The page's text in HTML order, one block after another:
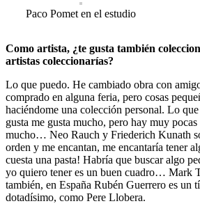
Paco Pomet en el estudio
Como artista, ¿te gusta también
artistas coleccionarías?
Lo que puedo. He cambiado obra con
comprado en alguna feria, pero cosas
haciéndome una colección personal. Lo
gusta me gusta mucho, pero hay muy pocas
mucho… Neo Rauch y Friederich Kunath
orden y me encantan, me encantaría tener
cuesta una pasta! Habría que buscar algo
yo quiero tener es un buen cuadro… Mark
también, en España Rubén Guerrero es un
dotadísimo, como Pere Llobera.